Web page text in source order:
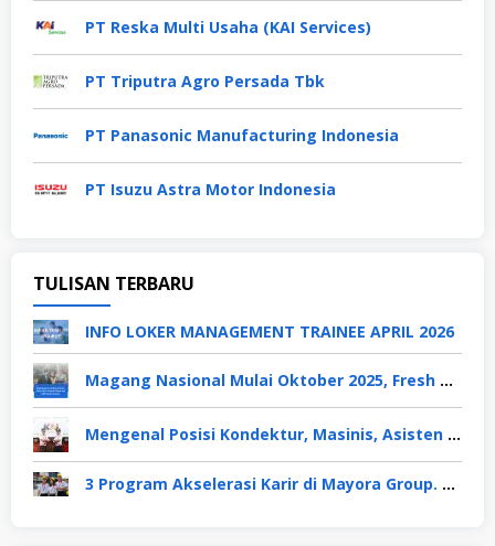
PT Reska Multi Usaha (KAI Services)
PT Triputra Agro Persada Tbk
PT Panasonic Manufacturing Indonesia
PT Isuzu Astra Motor Indonesia
TULISAN TERBARU
INFO LOKER MANAGEMENT TRAINEE APRIL 2026
Magang Nasional Mulai Oktober 2025, Fresh Graduate Dapat Gaji UMP Selama 6 Bulan
Mengenal Posisi Kondektur, Masinis, Asisten PPKA, Pemeliharaan Sarana dan Prasarana, Polsuska (Polisi Khusus Kereta Api), di PT KAI
3 Program Akselerasi Karir di Mayora Group. Apa Saja? Berikut Penjelasannya